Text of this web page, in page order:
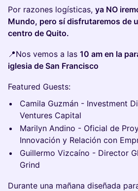
Por razones logísticas, ya NO
Mundo, pero sí disfrutaremos de
centro de Quito.
📍Nos vemos a las 10 am en la
iglesia de San Francisco
Featured Guests:
Camila Guzmán - Investment
Ventures Capital
Marilyn Andino - Oficial de
Innovación y Relación con
Guillermo Vizcaíno - Director
Grind
Durante una mañana diseñada